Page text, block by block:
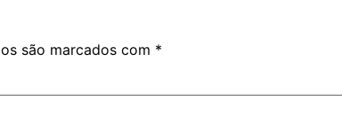
são marcados com *